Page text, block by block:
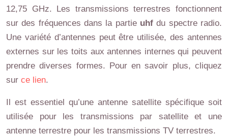
12,75 GHz. Les transmissions terrestres fonctionnent
sur des fréquences dans la partie uhf du spectre radio.
Une variété d’antennes peut être utilisée, des antennes
externes sur les toits aux antennes internes qui peuvent
prendre diverses formes. Pour en savoir plus, cliquez
sur ce lien.
Il est essentiel qu’une antenne satellite spécifique soit
utilisée pour les transmissions par satellite et une
antenne terrestre pour les transmissions TV terrestres.